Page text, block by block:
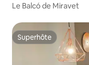
Le Balcó de Miravet
Superhôte
Superhôte